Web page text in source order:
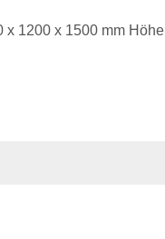
x 1200 x 1500 mm Höhe